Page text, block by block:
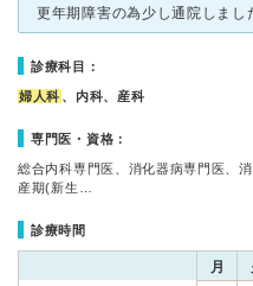
診療科目：
婦人科 、内科、産科
専門医・資格：
総合内科専門医、消化器病専門医、
産期(新生…
診療時間
月